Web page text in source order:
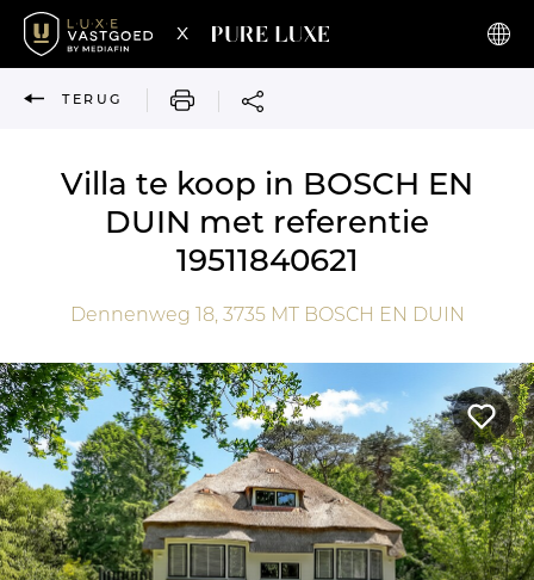
x
TERUG AFDRUKKEN
Villa te koop in BOSCH EN
DUIN met referentie
19511840621
Dennenweg 18, 3735 MTBOSCH EN DUIN